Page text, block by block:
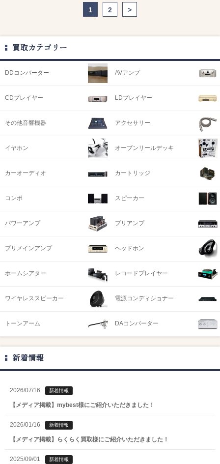
1 2 >
買取カテゴリー
DDコンバーター AVアンプ
CDプレイヤー LDプレイヤー
その他音響機器 アクセサリー
イヤホン オープンリールデッキ
カーオーディオ カートリッジ
コンポ スピーカー
パワーアンプ プリアンプ
プリメインアンプ ヘッドホン
ホームシアター レコードプレイヤー
ワイヤレススピーカー 電源コンディショナー
トーンアーム DAコンバーター
新着情報
2026/07/16 新着情報
【メディア掲載】mybest様にご紹介いただきました！
2026/01/16 新着情報
【メディア掲載】らくらく買取様にご紹介いただきました！
2025/09/01 新着情報